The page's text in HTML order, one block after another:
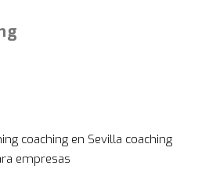
coaching en Sevilla coaching
empresas